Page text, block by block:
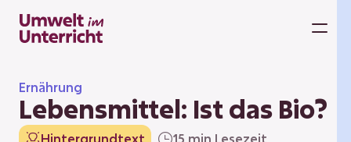
Inhalt
springen
Ernährung
Lebensmittel: Ist das Bio?
Hintergrundtext
15 min Lesezeit